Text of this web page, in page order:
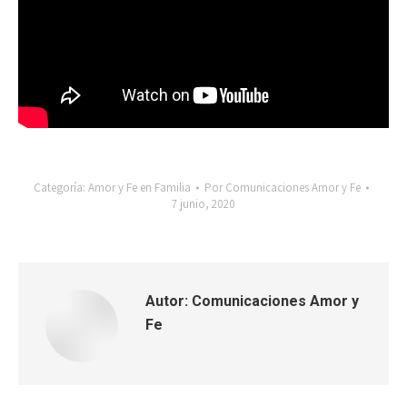
Categoría: Amor y Fe en Familia Por Comunicaciones Amor y Fe
7 junio, 2020
Autor: Comunicaciones Amor y
Fe